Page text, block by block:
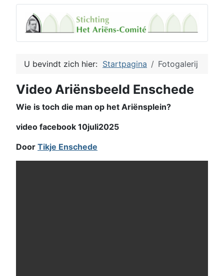
U bevindt zich hier: Startpagina Fotogalerij
Video Ariënsbeeld Enschede
Wie is toch die man op het Ariënsplein?
video facebook 10juli2025
Door Tikje Enschede